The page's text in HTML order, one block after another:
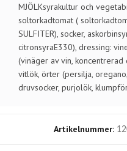
MJÖLKsyrakultur och
soltorkadtomat (
SULFITER), socker,
citronsyraE330), dressing:
(vinäger av vin, koncentrerad
vitlök, örter (persilja,
druvsocker, purjolök,
Artikelnummer: